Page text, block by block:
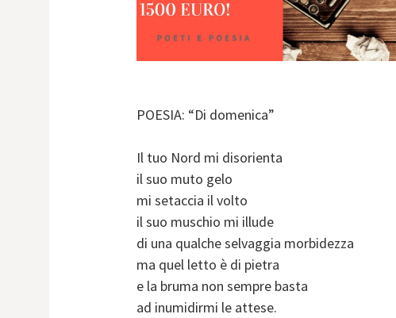
POESIA: “Di domenica”
Il tuo Nord mi disorienta
il suo muto gelo
mi setaccia il volto
il suo muschio mi illude
di una qualche selvaggia morbidezza
ma quel letto è di pietra
e la bruma non sempre basta
ad inumidirmi le attese.